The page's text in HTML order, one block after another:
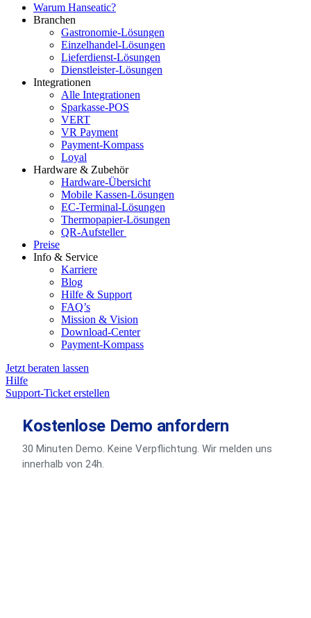
Warum Hanseatic?
Branchen
Gastronomie-Lösungen
Einzelhandel-Lösungen
Lieferdienst-Lösungen
Dienstleister-Lösungen
Integrationen
Alle Integrationen
Sparkasse-POS
VERT
VR Payment
Payment-Kompass
Loyal
Hardware & Zubehör
Hardware-Übersicht
Mobile Kassen-Lösungen
EC-Terminal-Lösungen
Thermopapier-Lösungen
QR-Aufsteller
Preise
Info & Service
Karriere
Blog
Hilfe & Support
FAQ’s
Mission & Vision
Download-Center
Payment-Kompass
Jetzt beraten lassen
Hilfe
Support-Ticket erstellen
Kostenlose Demo anfordern
30 Minuten Demo. Keine Verpflichtung. Wir melden uns
innerhalb von 24h.